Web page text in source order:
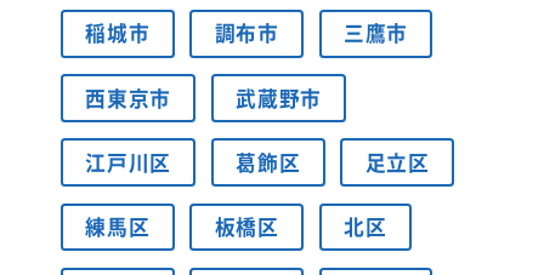
稲城市 調布市 三鷹市
西東京市 武蔵野市
江戸川区 葛飾区 足立区
練馬区 板橋区 北区